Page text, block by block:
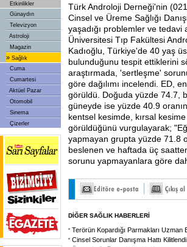
Etkinlikler
Günaydın
Televizyon
Astroloji
Magazin
» Sağlık
Cuma
Cumartesi
Aktüel Pazar
Otomobil
Sinema
Çizerler
Türk Androloji Derneği'nin
Cinsel ve Üreme Sağlığı
yaşadığı problemler ve tedavi
Üniversitesi Tıp Fakültesi
Kadıoğlu, Türkiye'de 40 yaş
bulunduğunu tespit ettiklerini
araştırmada, 'sertleşme'
göre dağılımı incelendi. ED,
görüldü. Doğuda yüzde 74.7,
güneyde ise yüzde 40.9
kentsel kesimde, kırsal
görüldüğünü vurgulayarak;
yapmayan grupta yüzde 71.8
beslenen ve haftada üç
sorunu yapmayanlara göre
DİĞER SAĞLIK HABERLERİ
Terörün Kopardığı Parmakları Uzman
Cinsel Sorunlar Danışma Hattı Kilitlendi